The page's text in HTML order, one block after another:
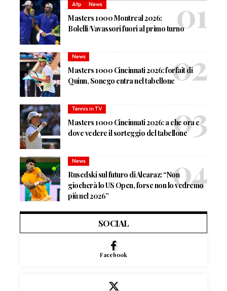
Atp News
Masters 1000 Montreal 2026:
Bolelli/Vavassori fuori al primo turno
News
Masters 1000 Cincinnati 2026: forfait di
Quinn, Sonego entra nel tabellone
Tennis in TV
Masters 1000 Cincinnati 2026: a che ora e
dove vedere il sorteggio del tabellone
News
Rusedski sul futuro di Alcaraz: “Non
giocherà lo US Open, forse non lo vedremo
più nel 2026”
SOCIAL
Facebook